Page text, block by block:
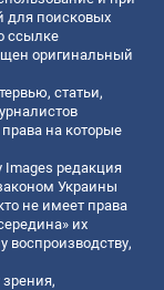
для поисковых
ссылке
оригинальный
статьи,
на которые
Images редакция
Украины
не имеет права
их
воспроизводству,
зрения,